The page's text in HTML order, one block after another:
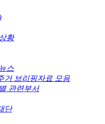
황
스
거 브리핑자료 모음
관련부서
단